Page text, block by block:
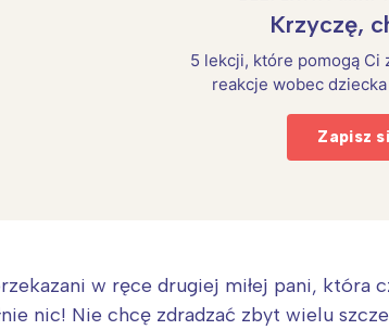
Krzyczę,
5 lekcji, które pomogą Ci
reakcje wobec
Zapisz
w ręce drugiej miłej pani, która
nic! Nie chcę zdradzać zbyt wielu
Warszawa